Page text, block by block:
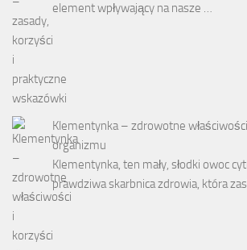
element wpływający na nasze …
Klementynka – zdrowotne
organizmu
Klementynka, ten mały, słodki owoc
prawdziwa skarbnica zdrowia, która